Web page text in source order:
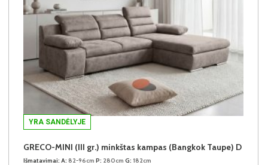
YRA SANDĖLYJE
GRECO-MINI (III gr.) minkštas kampas (Bangkok Taupe) D
Išmatavimai: A: 82-96cm P: 280cm G: 182cm